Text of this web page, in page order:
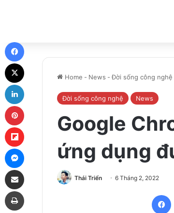
Home - News - Đời sống công nghệ
Đời sống công nghệ News
Google
ứng dụng
Thái Triển 6 Tháng 2, 2022